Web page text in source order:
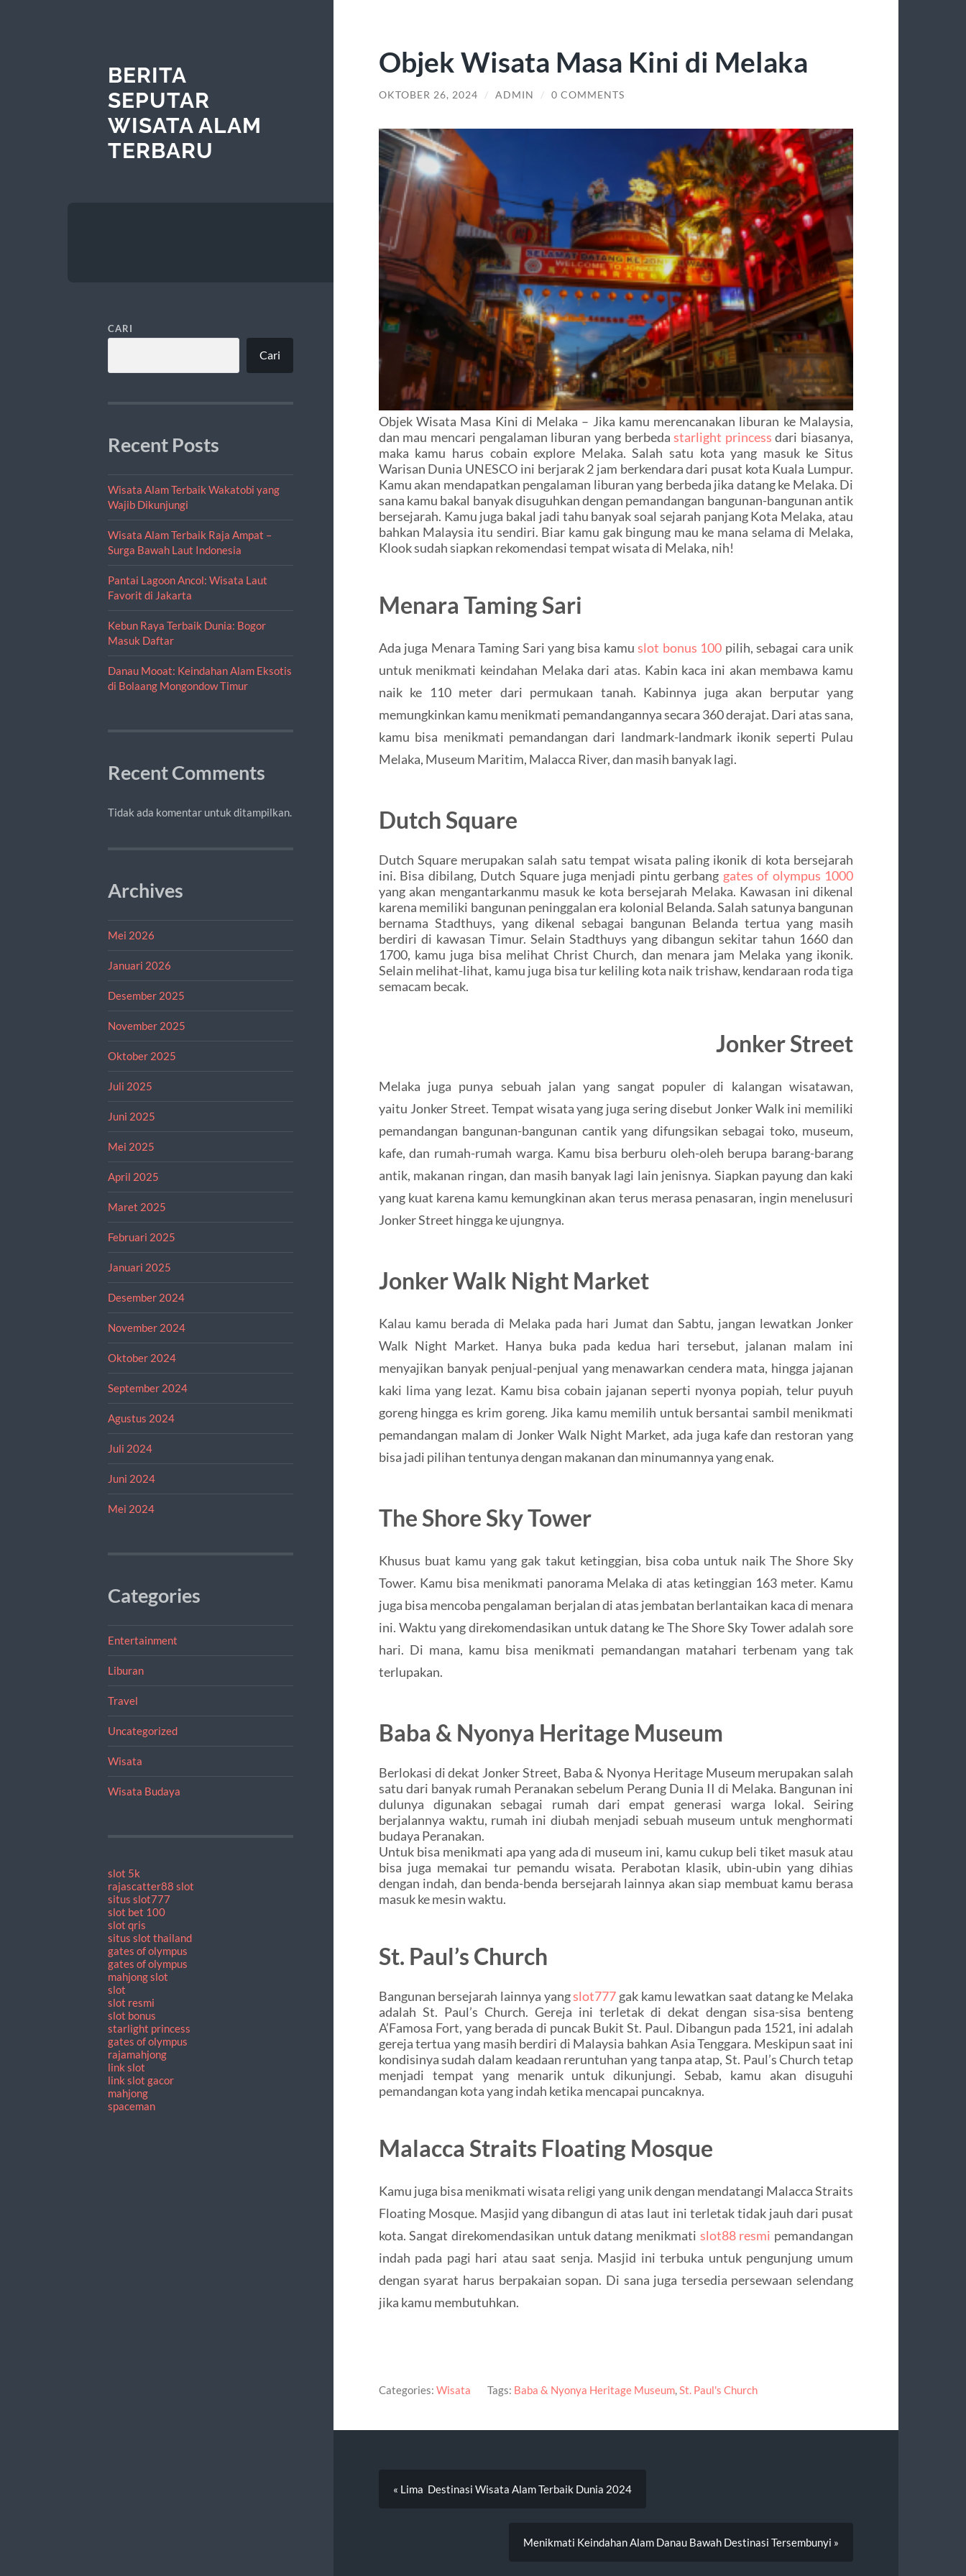
BERITA
SEPUTAR
WISATA ALAM
TERBARU
CARI
Cari
Recent Posts
Wisata Alam Terbaik Wakatobi yang
Wajib Dikunjungi
Wisata Alam Terbaik Raja Ampat –
Surga Bawah Laut Indonesia
Pantai Lagoon Ancol: Wisata Laut
Favorit di Jakarta
Kebun Raya Terbaik Dunia: Bogor
Masuk Daftar
Danau Mooat: Keindahan Alam Eksotis
di Bolaang Mongondow Timur
Recent Comments
Tidak ada komentar untuk ditampilkan.
Archives
Mei 2026
Januari 2026
Desember 2025
November 2025
Oktober 2025
Juli 2025
Juni 2025
Mei 2025
April 2025
Maret 2025
Februari 2025
Januari 2025
Desember 2024
November 2024
Oktober 2024
September 2024
Agustus 2024
Juli 2024
Juni 2024
Mei 2024
Categories
Entertainment
Liburan
Travel
Uncategorized
Wisata
Wisata Budaya
slot 5k
rajascatter88 slot
situs slot777
slot bet 100
slot qris
situs slot thailand
gates of olympus
gates of olympus
mahjong slot
slot
slot resmi
slot bonus
starlight princess
gates of olympus
rajamahjong
link slot
link slot gacor
mahjong
spaceman
Objek Wisata Masa Kini di Melaka
OKTOBER 26, 2024 / ADMIN / 0 COMMENTS
Objek Wisata Masa Kini di Melaka – Jika kamu merencanakan liburan ke Malaysia,
dan mau mencari pengalaman liburan yang berbedastarlight princess dari biasanya,
maka kamu harus cobain explore Melaka. Salah satu kota yang masuk ke Situs
Warisan Dunia UNESCO ini berjarak 2 jam berkendara dari pusat kota Kuala Lumpur.
Kamu akan mendapatkan pengalaman liburan yang berbeda jika datang ke Melaka. Di
sana kamu bakal banyak disuguhkan dengan pemandangan bangunan-bangunan antik
bersejarah. Kamu juga bakal jadi tahu banyak soal sejarah panjang Kota Melaka, atau
bahkan Malaysia itu sendiri. Biar kamu gak bingung mau ke mana selama di Melaka,
Klook sudah siapkan rekomendasi tempat wisata di Melaka, nih!
Menara Taming Sari
Ada juga Menara Taming Sari yang bisa kamuslot bonus 100 pilih, sebagai cara unik
untuk menikmati keindahan Melaka dari atas. Kabin kaca ini akan membawa kamu
naik ke 110 meter dari permukaan tanah. Kabinnya juga akan berputar yang
memungkinkan kamu menikmati pemandangannya secara 360 derajat. Dari atas sana,
kamu bisa menikmati pemandangan dari landmark-landmark ikonik seperti Pulau
Melaka, Museum Maritim, Malacca River, dan masih banyak lagi.
Dutch Square
Dutch Square merupakan salah satu tempat wisata paling ikonik di kota bersejarah
ini. Bisa dibilang, Dutch Square juga menjadi pintu gerbang gates of olympus 1000
yang akan mengantarkanmu masuk ke kota bersejarah Melaka. Kawasan ini dikenal
karena memiliki bangunan peninggalan era kolonial Belanda. Salah satunya bangunan
bernama Stadthuys, yang dikenal sebagai bangunan Belanda tertua yang masih
berdiri di kawasan Timur. Selain Stadthuys yang dibangun sekitar tahun 1660 dan
1700, kamu juga bisa melihat Christ Church, dan menara jam Melaka yang ikonik.
Selain melihat-lihat, kamu juga bisa tur keliling kota naik trishaw, kendaraan roda tiga
semacam becak.
Jonker Street
Melaka juga punya sebuah jalan yang sangat populer di kalangan wisatawan,
yaitu Jonker Street. Tempat wisata yang juga sering disebut Jonker Walk ini memiliki
pemandangan bangunan-bangunan cantik yang difungsikan sebagai toko, museum,
kafe, dan rumah-rumah warga. Kamu bisa berburu oleh-oleh berupa barang-barang
antik, makanan ringan, dan masih banyak lagi lain jenisnya. Siapkan payung dan kaki
yang kuat karena kamu kemungkinan akan terus merasa penasaran, ingin menelusuri
Jonker Street hingga ke ujungnya.
Jonker Walk Night Market
Kalau kamu berada di Melaka pada hari Jumat dan Sabtu, jangan lewatkan Jonker
Walk Night Market. Hanya buka pada kedua hari tersebut, jalanan malam ini
menyajikan banyak penjual-penjual yang menawarkan cendera mata, hingga jajanan
kaki lima yang lezat. Kamu bisa cobain jajanan seperti nyonya popiah, telur puyuh
goreng hingga es krim goreng. Jika kamu memilih untuk bersantai sambil menikmati
pemandangan malam di Jonker Walk Night Market, ada juga kafe dan restoran yang
bisa jadi pilihan tentunya dengan makanan dan minumannya yang enak.
The Shore Sky Tower
Khusus buat kamu yang gak takut ketinggian, bisa coba untuk naik The Shore Sky
Tower. Kamu bisa menikmati panorama Melaka di atas ketinggian 163 meter. Kamu
juga bisa mencoba pengalaman berjalan di atas jembatan berlantaikan kaca di menara
ini. Waktu yang direkomendasikan untuk datang ke The Shore Sky Tower adalah sore
hari. Di mana, kamu bisa menikmati pemandangan matahari terbenam yang tak
terlupakan.
Baba & Nyonya Heritage Museum
Berlokasi di dekat Jonker Street, Baba & Nyonya Heritage Museum merupakan salah
satu dari banyak rumah Peranakan sebelum Perang Dunia II di Melaka. Bangunan ini
dulunya digunakan sebagai rumah dari empat generasi warga lokal. Seiring
berjalannya waktu, rumah ini diubah menjadi sebuah museum untuk menghormati
budaya Peranakan.
Untuk bisa menikmati apa yang ada di museum ini, kamu cukup beli tiket masuk atau
bisa juga memakai tur pemandu wisata. Perabotan klasik, ubin-ubin yang dihias
dengan indah, dan benda-benda bersejarah lainnya akan siap membuat kamu berasa
masuk ke mesin waktu.
St. Paul’s Church
Bangunan bersejarah lainnya yangslot777 gak kamu lewatkan saat datang ke Melaka
adalah St. Paul’s Church. Gereja ini terletak di dekat dengan sisa-sisa benteng
A’Famosa Fort, yang berada di puncak Bukit St. Paul. Dibangun pada 1521, ini adalah
gereja tertua yang masih berdiri di Malaysia bahkan Asia Tenggara. Meskipun saat ini
kondisinya sudah dalam keadaan reruntuhan yang tanpa atap, St. Paul’s Church tetap
menjadi tempat yang menarik untuk dikunjungi. Sebab, kamu akan disuguhi
pemandangan kota yang indah ketika mencapai puncaknya.
Malacca Straits Floating Mosque
Kamu juga bisa menikmati wisata religi yang unik dengan mendatangi Malacca Straits
Floating Mosque. Masjid yang dibangun di atas laut ini terletak tidak jauh dari pusat
kota. Sangat direkomendasikan untuk datang menikmati slot88 resmi pemandangan
indah pada pagi hari atau saat senja. Masjid ini terbuka untuk pengunjung umum
dengan syarat harus berpakaian sopan. Di sana juga tersedia persewaan selendang
jika kamu membutuhkan.
Categories: Wisata Tags: Baba & Nyonya Heritage Museum,St. Paul's Church
« Lima Destinasi Wisata Alam Terbaik Dunia 2024
Menikmati Keindahan Alam Danau Bawah Destinasi Tersembunyi »